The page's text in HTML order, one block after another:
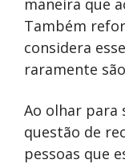
Também
considera
raramente
Ao olhar para
questão de
pessoas que